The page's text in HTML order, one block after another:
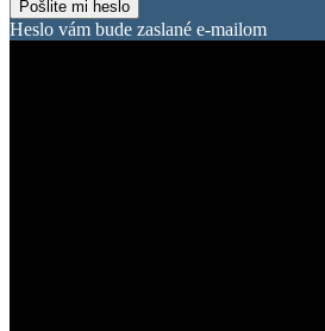
Heslo vám bude zaslané e-mailom